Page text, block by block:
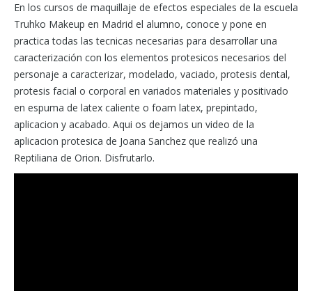
En los cursos de maquillaje de efectos especiales de la escuela
Truhko Makeup en Madrid el alumno, conoce y pone en
practica todas las tecnicas necesarias para desarrollar una
caracterización con los elementos protesicos necesarios del
personaje a caracterizar, modelado, vaciado, protesis dental,
protesis facial o corporal en variados materiales y positivado
en espuma de latex caliente o foam latex, prepintado,
aplicacion y acabado. Aqui os dejamos un video de la
aplicacion protesica de Joana Sanchez que realizó una
Reptiliana de Orion. Disfrutarlo.